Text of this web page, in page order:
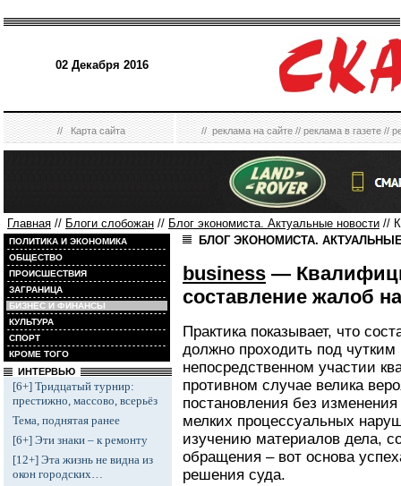
02 Декабря 2016
//Карта сайта //реклама на сайте//реклама в газете//
Главная // Блоги слобожан // Блог экономиста. Актуальные новости //
ПОЛИТИКА И ЭКОНОМИКА
ОБЩЕСТВО
ПРОИСШЕСТВИЯ
ЗАГРАНИЦА
БИЗНЕС И ФИНАНСЫ
КУЛЬТУРА
СПОРТ
КРОМЕ ТОГО
ИНТЕРВЬЮ
[6+] Тридцатый турнир:
престижно, массово, всерьёз
Тема, поднятая ранее
[6+] Эти знаки – к ремонту
[12+] Эта жизнь не видна из
окон городских…
БЛОГ ЭКОНОМИСТА.
business —
составление жалоб
Практика показывает, что
должно проходить под
непосредственном участии
противном случае велика
постановления без
мелких процессуальных
изучению материалов дела,
обращения – вот основа
решения суда.